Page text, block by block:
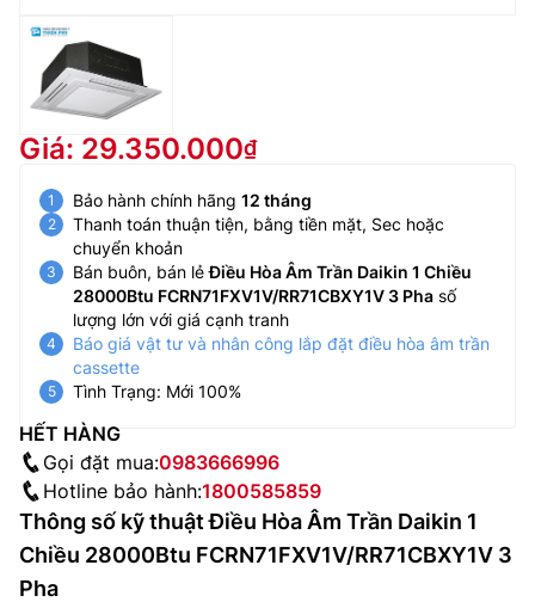
Giá: 29.350.000
Bảo hành chính hãng 12 tháng
Thanh toán thuận tiện, bằng tiền mặt, Sec hoặc
chuyển khoản
Bán buôn, bán lẻĐiều Hòa Âm Trần Daikin 1 Chiều
28000Btu FCRN71FXV1V/RR71CBXY1V 3 Pha số
lượng lớn với giá cạnh tranh
Báo giá vật tư và nhân công lắp đặt điều hòa âm trần
cassette
Tình Trạng: Mới 100%
HẾT HÀNG
Gọi đặt mua:0983666996
Hotline bảo hành:1800585859
Thông số kỹ thuật Điều Hòa Âm Trần Daikin 1
Chiều 28000Btu FCRN71FXV1V/RR71CBXY1V 3
Pha